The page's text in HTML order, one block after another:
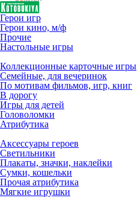
Герои игр
Герои кино, м/ф
Прочие
Настольные игры
Коллекционные карточные игры
Семейные, для вечеринок
По мотивам фильмов, игр, книг
В дорогу
Игры для детей
Головоломки
Атрибутика
Аксессуары героев
Светильники
Плакаты, значки, наклейки
Сумки, кошельки
Прочая атрибутика
Мягкие игрушки